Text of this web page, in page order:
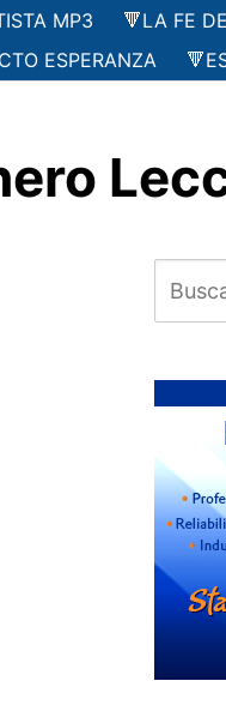
MP3 🔻LA FE
ESPERANZA